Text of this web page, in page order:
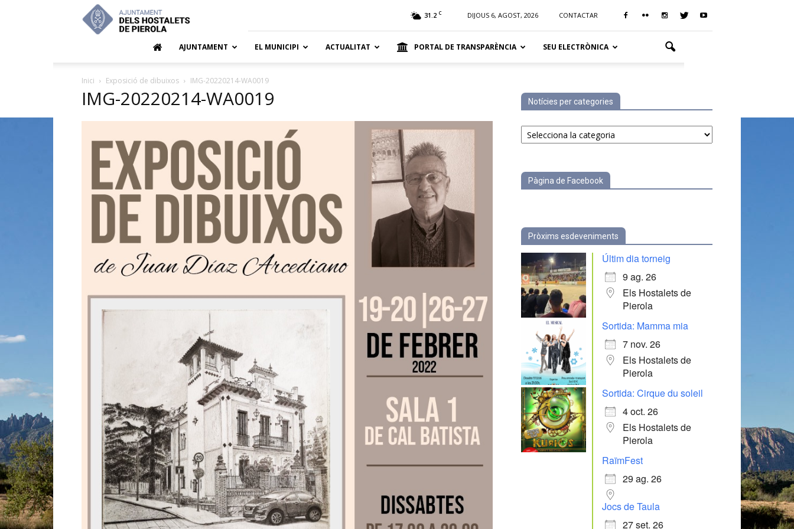
Hostalets
de
31.2 C DIJOUS 6, AGOST, 2026 CONTACTAR
AJUNTAMENT EL MUNICIPI ACTUALITAT PORTAL DE TRANSPARÈNCIA SEU ELECTRÒNICA
Inici Exposició de dibuixos IMG-20220214-WA0019
IMG-20220214-WA0019 Notícies per categories
Notícies
per
Pàgina de Facebook
Pròxims esdeveniments
Últim dia torneig
9 ag. 26
Els Hostalets de
Pierola
Sortida: Mamma mia
7 nov. 26
Els Hostalets de
Pierola
Sortida: Cirque du soleil
4 oct. 26
Els Hostalets de
Pierola
RaïmFest
29 ag. 26
Jocs de Taula
27 set. 26